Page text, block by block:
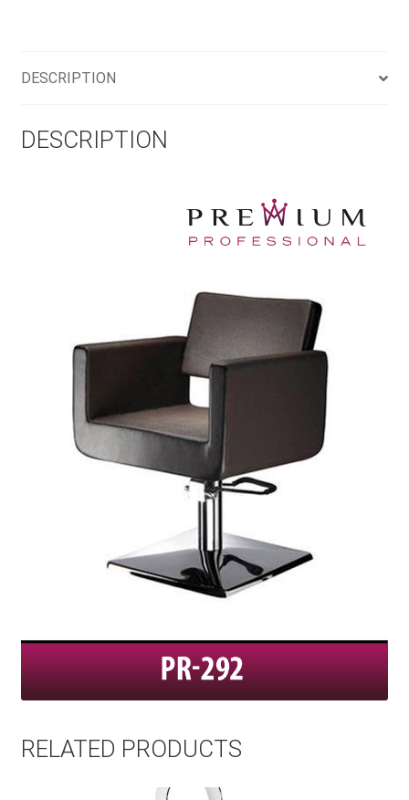
DESCRIPTION
DESCRIPTION
RELATED PRODUCTS